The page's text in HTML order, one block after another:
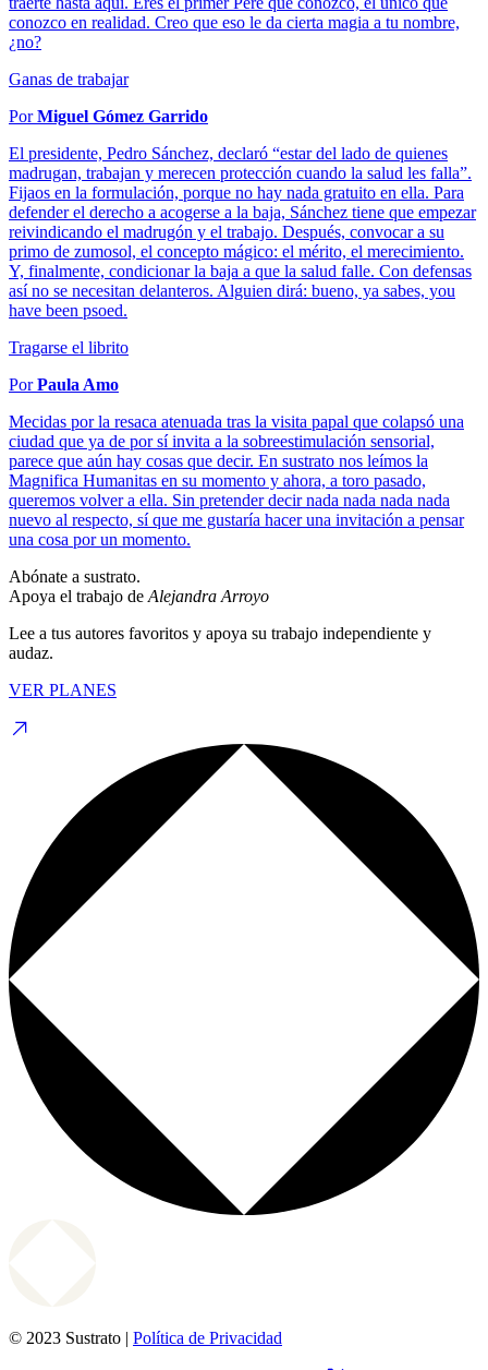
conozco en realidad. Creo que eso le da cierta magia a tu nombre,
¿no?
Ganas de trabajar
PorMiguel Gómez Garrido
El presidente, Pedro Sánchez, declaró “estar del lado de quienes
madrugan, trabajan y merecen protección cuando la salud les falla”.
Fijaos en la formulación, porque no hay nada gratuito en ella. Para
defender el derecho a acogerse a la baja, Sánchez tiene que empezar
reivindicando el madrugón y el trabajo. Después, convocar a su
primo de zumosol, el concepto mágico: el mérito, el merecimiento.
Y, finalmente, condicionar la baja a que la salud falle. Con defensas
así no se necesitan delanteros. Alguien dirá: bueno, ya sabes, you
have been psoed.
Tragarse el librito
PorPaula Amo
Mecidas por la resaca atenuada tras la visita papal que colapsó una
ciudad que ya de por sí invita a la sobreestimulación sensorial,
parece que aún hay cosas que decir. En sustrato nos leímos la
Magnifica Humanitas en su momento y ahora, a toro pasado,
queremos volver a ella. Sin pretender decir nada nada nada nada
nuevo al respecto, sí que me gustaría hacer una invitación a pensar
una cosa por un momento.
Abónate a sustrato.
Apoya el trabajo de Alejandra Arroyo
Lee a tus autores favoritos y apoya su trabajo independiente y
audaz.
VER PLANES
© 2023 Sustrato | Política de Privacidad